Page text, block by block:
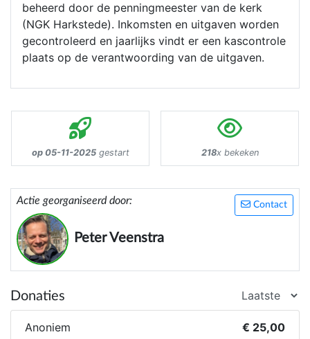
beheerd door de penningmeester van de kerk
(NGK Harkstede). Inkomsten en uitgaven worden
gecontroleerd en jaarlijks vindt er een kascontrole
plaats op de verantwoording van de uitgaven.
op 05-11-2025gestart 218x bekeken
Contact
Actie georganiseerd door:
Peter Veenstra
Donaties
Anoniem € 25,00